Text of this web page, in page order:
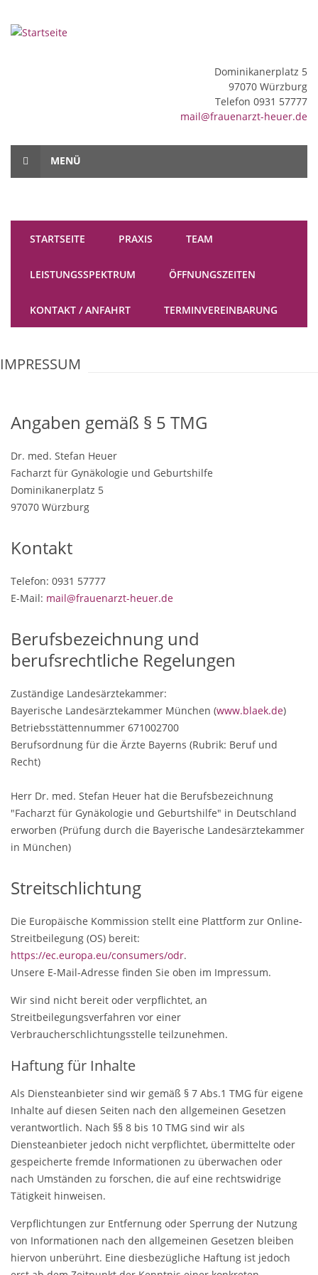
Dominikanerplatz 5
97070 Würzburg
Telefon 0931 57777
mail@frauenarzt-heuer.de
MENÜ
STARTSEITE PRAXIS TEAM
LEISTUNGSSPEKTRUM ÖFFNUNGSZEITEN
KONTAKT / ANFAHRT TERMINVEREINBARUNG
IMPRESSUM
Angaben gemäß § 5 TMG
Dr. med. Stefan Heuer
Facharzt für Gynäkologie und Geburtshilfe
Dominikanerplatz 5
97070 Würzburg
Kontakt
Telefon: 0931 57777
E-Mail: mail@frauenarzt-heuer.de
Berufsbezeichnung und
berufsrechtliche Regelungen
Zuständige Landesärztekammer:
Bayerische Landesärztekammer München (www.blaek.de)
Betriebsstättennummer 671002700
Berufsordnung für die Ärzte Bayerns (Rubrik: Beruf und
Recht)
Herr Dr. med. Stefan Heuer hat die Berufsbezeichnung
"Facharzt für Gynäkologie und Geburtshilfe" in Deutschland
erworben (Prüfung durch die Bayerische Landesärztekammer
in München)
Streitschlichtung
Die Europäische Kommission stellt eine Plattform zur Online-
Streitbeilegung (OS) bereit:
https://ec.europa.eu/consumers/odr.
Unsere E-Mail-Adresse finden Sie oben im Impressum.
Wir sind nicht bereit oder verpflichtet, an
Streitbeilegungsverfahren vor einer
Verbraucherschlichtungsstelle teilzunehmen.
Haftung für Inhalte
Als Diensteanbieter sind wir gemäß § 7 Abs.1 TMG für eigene
Inhalte auf diesen Seiten nach den allgemeinen Gesetzen
verantwortlich. Nach §§ 8 bis 10 TMG sind wir als
Diensteanbieter jedoch nicht verpflichtet, übermittelte oder
gespeicherte fremde Informationen zu überwachen oder
nach Umständen zu forschen, die auf eine rechtswidrige
Tätigkeit hinweisen.
Verpflichtungen zur Entfernung oder Sperrung der Nutzung
von Informationen nach den allgemeinen Gesetzen bleiben
hiervon unberührt. Eine diesbezügliche Haftung ist jedoch